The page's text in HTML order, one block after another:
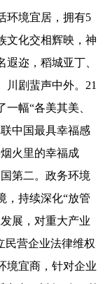
环境宜居，拥有5
文化交相辉映，神
迩，稻城亚丁、
川剧蜚声中外。21
幅“各美其美、
中国最具幸福感
火里的幸福成
第二。政务环境
，持续深化“放管
展，对重大产业
民营企业法律维权
境宜商，针对企业